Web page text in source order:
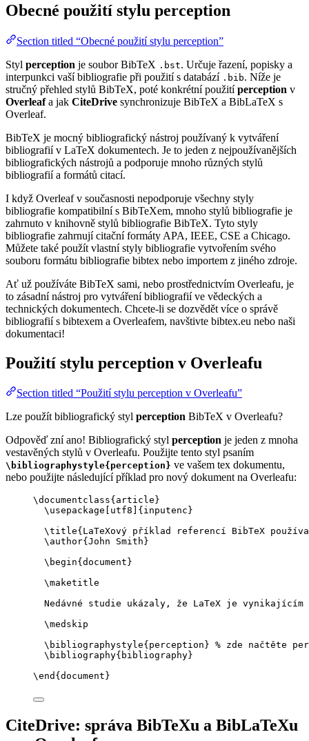
Obecné použití stylu perception
Section titled “Obecné použití stylu perception”
Styl perception je soubor BibTeX .bst. Určuje řazení, popisky a
interpunkci vaší bibliografie při použití s databází .bib. Níže je
stručný přehled stylů BibTeX, poté konkrétní použitíperception v
Overleafa jak CiteDrive synchronizuje BibTeX a BibLaTeX s
Overleaf.
BibTeX je mocný bibliografický nástroj používaný k vytváření
bibliografií v LaTeX dokumentech. Je to jeden z nejpoužívanějších
bibliografických nástrojů a podporuje mnoho různých stylů
bibliografií a formátů citací.
I když Overleaf v současnosti nepodporuje všechny styly
bibliografie kompatibilní s BibTeXem, mnoho stylů bibliografie je
zahrnuto v knihovně stylů bibliografie BibTeX. Tyto styly
bibliografie zahrnují citační formáty APA, IEEE, CSE a Chicago.
Můžete také použít vlastní styly bibliografie vytvořením svého
souboru formátu bibliografie bibtex nebo importem z jiného zdroje.
Ať už používáte BibTeX sami, nebo prostřednictvím Overleafu, je
to zásadní nástroj pro vytváření bibliografií ve vědeckých a
technických dokumentech. Chcete-li se dozvědět více o správě
bibliografií s bibtexem a Overleafem, navštivte bibtex.eu nebo naši
dokumentaci!
Použití stylu perception v Overleafu
Section titled “Použití stylu perception v Overleafu”
Lze použít bibliografický styl perception BibTeX v Overleafu?
Odpověď zní ano! Bibliografický styl perception je jeden z mnoha
vestavěných stylů v Overleafu. Použijte tento styl psaním
\bibliographystyle{perception} ve vašem tex dokumentu,
nebo použijte následující příklad pro nový dokument na Overleafu:
\documentclass{ article }
\usepackage
utf8 ]{ inputenc }
\title{LaTeXový příklad referencí BibTeX
\author{John Smith}
\begin{ document }
\maketitle
Nedávné studie ukázaly, že LaTeX je vynikajícím
\medskip
\bibliographystyle{perception} % zde načtěte
\bibliography{bibliography}
\end { document }
CiteDrive: správa BibTeXu a BibLaTeXu